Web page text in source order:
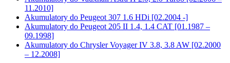
11.2010]
Akumulatory do Peugeot 307 1.6 HDi [02.2004 -]
Akumulatory do Peugeot 205 II 1.4, 1.4 CAT [01.1987 –
09.1998]
Akumulatory do Chrysler Voyager IV 3.8, 3.8 AW [02.2000
– 12.2008]